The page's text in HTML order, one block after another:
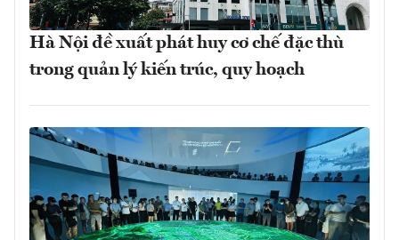
Hà Nội đề xuất phát huy cơ chế đặc thù
trong quản lý kiến trúc, quy hoạch